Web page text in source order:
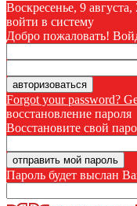
Воскресенье, 9 августа,
войти в систему
Добро пожаловать!
Forgot your password?
восстановление пароля
Восстановите свой
Пароль будет выслан